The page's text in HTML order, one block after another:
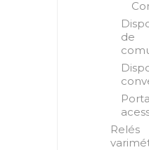
de
Relés